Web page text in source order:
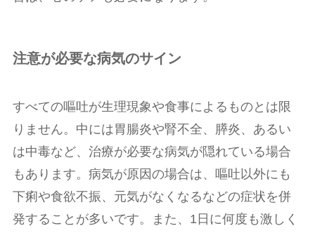
注意が必要な病気のサイン
すべての嘔吐が生理現象や食事によるものとは限
りません。中には胃腸炎や腎不全、膵炎、あるい
は中毒など、治療が必要な病気が隠れている場合
もあります。病気が原因の場合は、嘔吐以外にも
下痢や食欲不振、元気がなくなるなどの症状を併
発することが多いです。また、1日に何度も激しく